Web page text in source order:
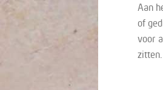
Aan
of
voor
zitten.